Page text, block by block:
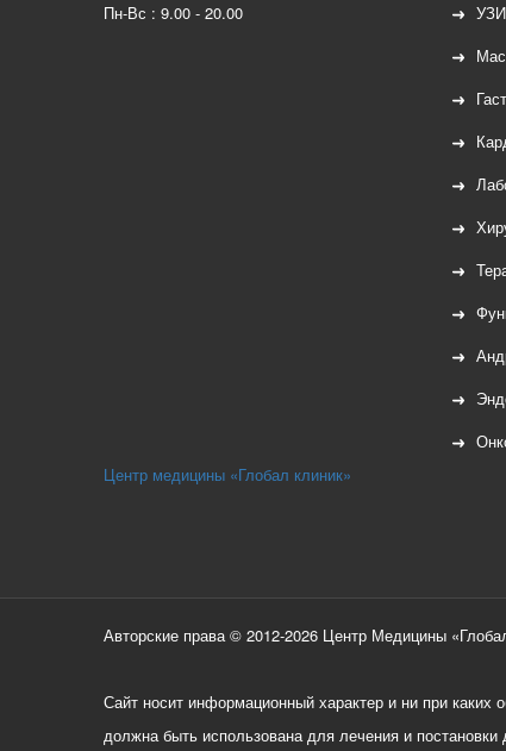
Пн-Вс : 9.00 - 20.00
УЗИ
Центр медицины «Глобал клиник»
Авторские права © 2012-2026 Центр Медицины
Сайт носит информационный характер и ни при
должна быть использована для лечения и